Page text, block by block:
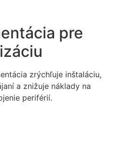
pre
zrýchľuje inštaláciu,
a znižuje náklady na
periférií.